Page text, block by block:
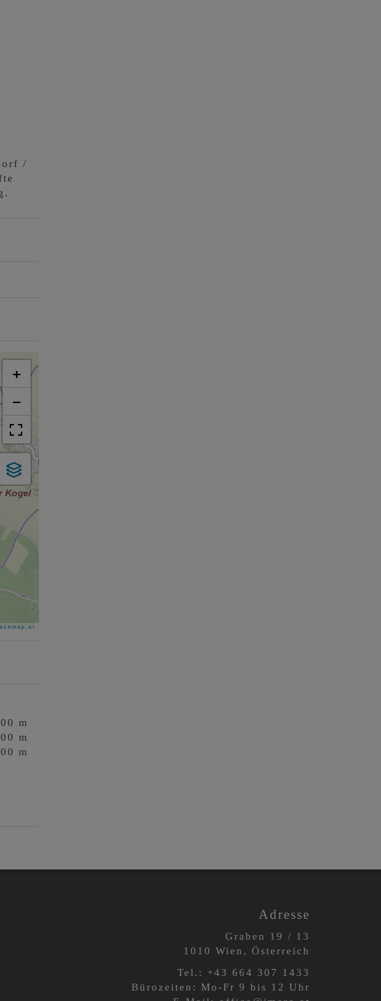
/
+
−
m
m
m
Adresse
Graben 19 / 13
1010 Wien, Österreich
Tel.: +43 664 307 1433
Bürozeiten: Mo-Fr 9 bis 12 Uhr